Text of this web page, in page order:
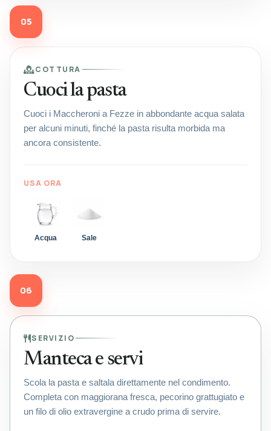
05
COTTURA
Cuoci la pasta
Cuoci i Maccheroni a Fezze in abbondante acqua salata
per alcuni minuti, finché la pasta risulta morbida ma
ancora consistente.
USA ORA
Acqua Sale
06
SERVIZIO
Manteca e servi
Scola la pasta e saltala direttamente nel condimento.
Completa con maggiorana fresca, pecorino grattugiato e
un filo di olio extravergine a crudo prima di servire.